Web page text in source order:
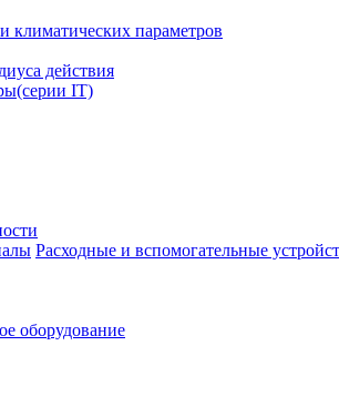
климатических параметров
действия
IT)
Расходные и вспомогательные
оборудование